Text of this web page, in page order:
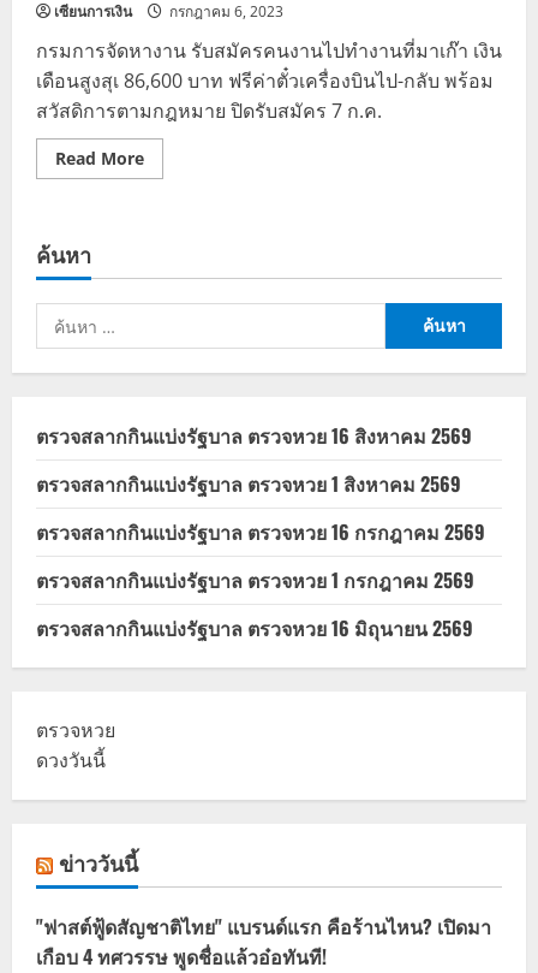
เซียนการเงิน กรกฎาคม 6, 2023
กรมการจัดหางาน รับสมัครคนงานไปทำงานที่มาเก๊า เงิน
เดือนสูงสุเ 86,600 บาท ฟรีค่าตั๋วเครื่องบินไป-กลับ พร้อม
สวัสดิการตามกฎหมาย ปิดรับสมัคร 7 ก.ค.
Read MoreRead
more
เงิน
สูงสุด
บาท
7
ค้นหา
ค้นหา
สำหรับ:
ตรวจสลากกินแบ่งรัฐบาล ตรวจหวย 16 สิงหาคม 2569
ตรวจสลากกินแบ่งรัฐบาล ตรวจหวย 1 สิงหาคม 2569
ตรวจสลากกินแบ่งรัฐบาล ตรวจหวย 16 กรกฎาคม 2569
ตรวจสลากกินแบ่งรัฐบาล ตรวจหวย 1 กรกฎาคม 2569
ตรวจสลากกินแบ่งรัฐบาล ตรวจหวย 16 มิถุนายน 2569
ตรวจหวย
ดวงวันนี้
ข่าววันนี้
"ฟาสต์ฟู้ดสัญชาติไทย" แบรนด์แรก คือร้านไหน? เปิดมา
เกือบ 4 ทศวรรษ พูดชื่อแล้วอ๋อทันที!